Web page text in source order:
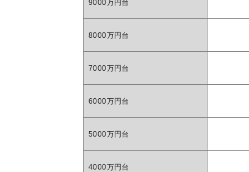
9000万円台
8000万円台
7000万円台
6000万円台
5000万円台
4000万円台